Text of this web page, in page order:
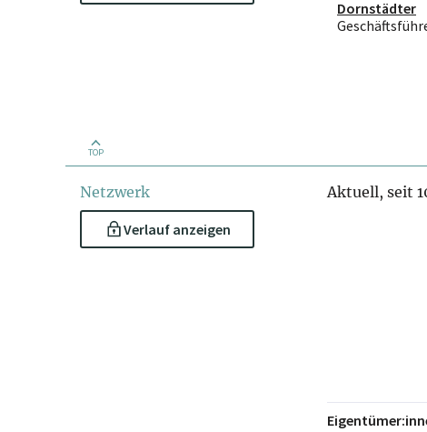
Dornstädter
TOP
Netzwerk
Verlauf anzeigen
Aktuell, seit